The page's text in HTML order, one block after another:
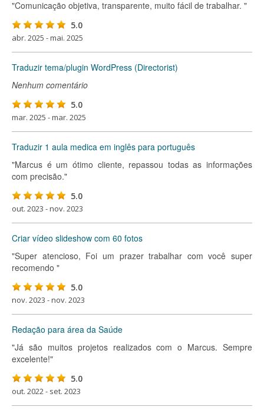
"Comunicação objetiva, transparente, muito fácil de trabalhar. "
5.0
abr. 2025 - mai. 2025
Traduzir tema/plugin WordPress (Directorist)
Nenhum comentário
5.0
mar. 2025 - mar. 2025
Traduzir 1 aula medica em inglês para português
"Marcus é um ótimo cliente, repassou todas as informações
com precisão."
5.0
out. 2023 - nov. 2023
Criar vídeo slideshow com 60 fotos
"Super atencioso, Foi um prazer trabalhar com você super
recomendo "
5.0
nov. 2023 - nov. 2023
Redação para área da Saúde
"Já são muitos projetos realizados com o Marcus. Sempre
excelente!"
5.0
out. 2022 - set. 2023